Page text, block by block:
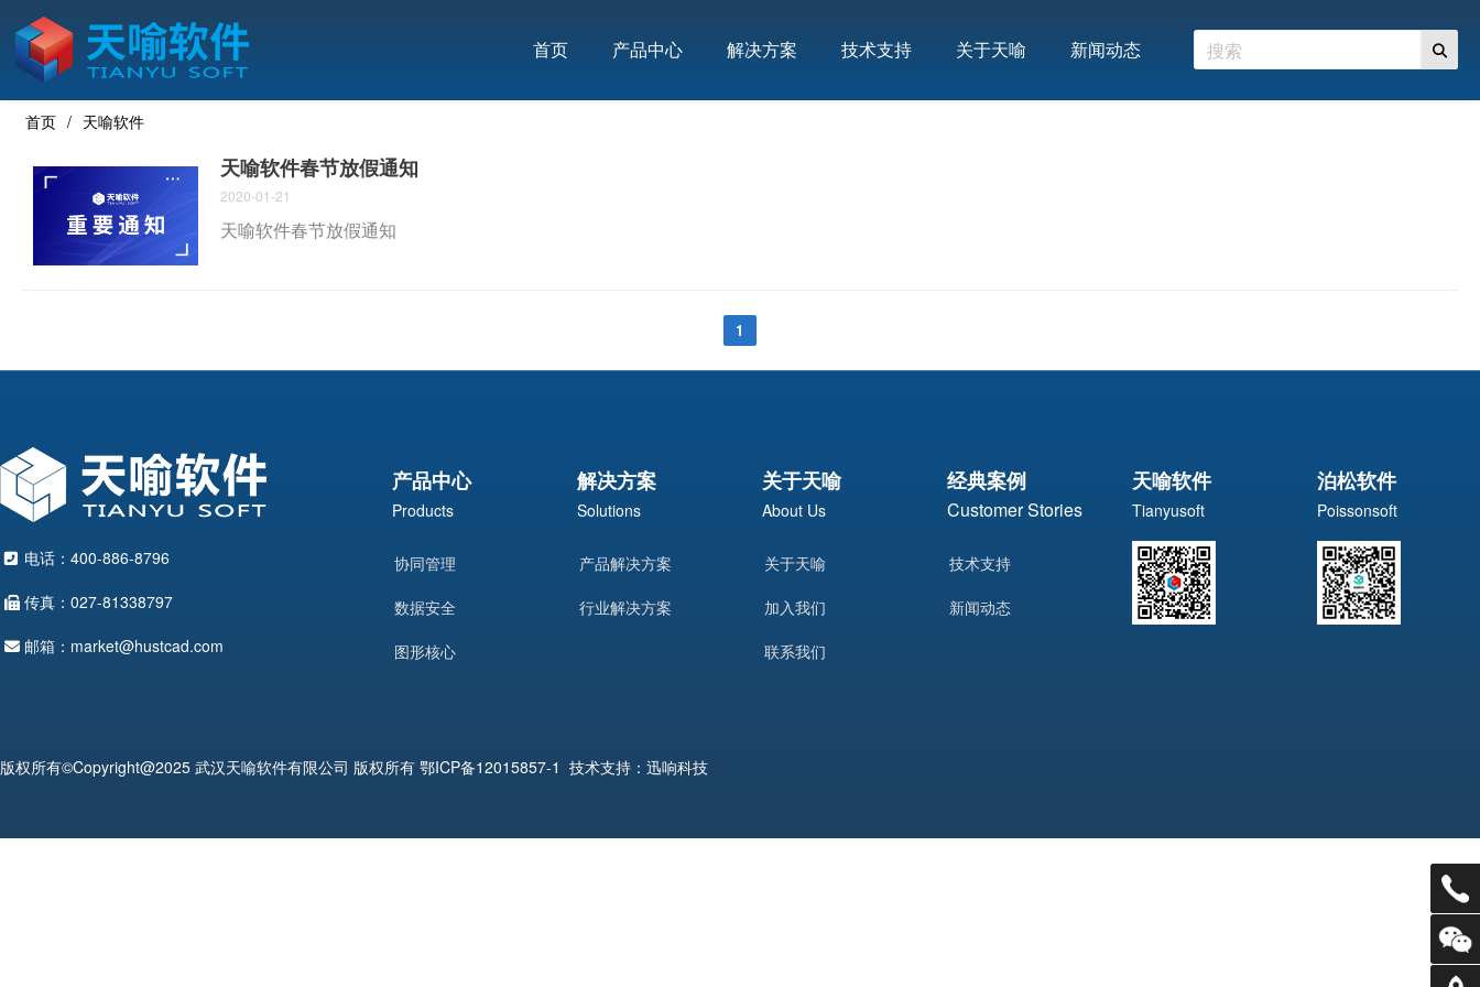
首页 产品中心 解决方案 技术支持 关于天喻 新闻动态
首页 天喻软件
天喻软件春节放假通知
2020-01-21
天喻软件春节放假通知
1
产品中心
Products
解决方案
Solutions
关于天喻
About Us
经典案例
Customer Stories
天喻软件
Tianyusoft
泊松软件
Poissonsoft
电话：400-886-8796
传真：027-81338797
邮箱：market@hustcad.com
协同管理
数据安全
图形核心
产品解决方案
行业解决方案
关于天喻
加入我们
联系我们
技术支持
新闻动态
版权所有©Copyright@2025 武汉天喻软件有限公司 版权所有 鄂ICP备12015857-1 技术支持：迅响科技
电